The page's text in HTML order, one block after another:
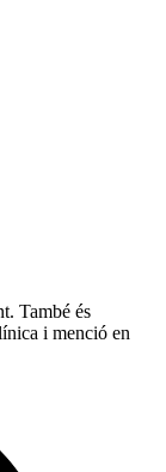
També és
i menció en